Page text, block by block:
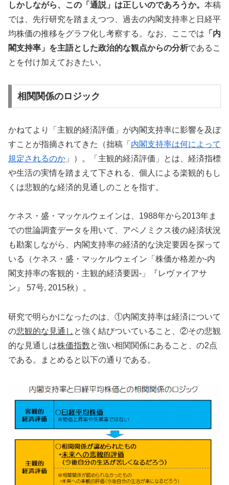
しかしながら、この「通説」は正しいのであろうか。 本稿
では、先行研究を踏まえつつ、過去の内閣支持率と日経平
均株価の推移をグラフ化し考察する。なお、ここでは 「内
閣支持率」を主語とした政治的な観点からの分析であるこ
とを付け加えておきたい。
相関関係のロジック
かねてより「主観的経済評価」が内閣支持率に影響を及ぼ
すことが指摘されてきた（拙稿「 内閣支持率は何によって
規定されるのか 」）。「主観的経済評価」とは、経済指標
や生活の実情を踏まえて下される、個人による楽観的もし
くは悲観的な経済的見通しのことを指す。
ケネス・盛・マッケルウェインは、1988年から2013年ま
での世論調査データを用いて、アベノミクス後の経済状況
も勘案しながら、内閣支持率の経済的な決定要因を探って
いる（ケネス・盛・マッケルウェイン「株価か格差か-内
閣支持率の客観的・主観的経済要因-」『レヴァイアサ
ン』 57号, 2015秋）。
研究で明らかになったのは、①内閣支持率は経済について
の悲観的な見通し と強く結びついていること、②その悲観
的な見通しは株価指数と強い相関関係にあること、の2点
である。まとめると以下の通りである。